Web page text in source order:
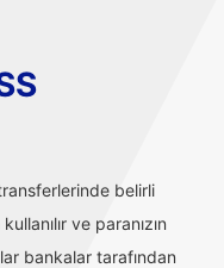
belirli
ve paranızın
bankalar tarafından